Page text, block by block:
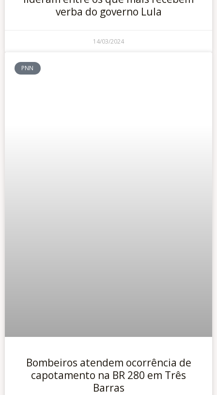
verba do governo Lula
14/03/2024
PNN
Bombeiros atendem ocorrência de
capotamento na BR 280 em Três
Barras